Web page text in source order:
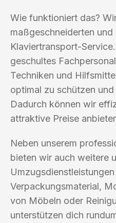
Wie funktioniert das?
maßgeschneiderten
Klaviertransport-
geschultes
Techniken und
optimal zu schützen
Dadurch können wir
attraktive Preise
Neben unserem
bieten wir auch weitere
Verpackungsmaterial,
von Möbeln oder
unterstützen dich